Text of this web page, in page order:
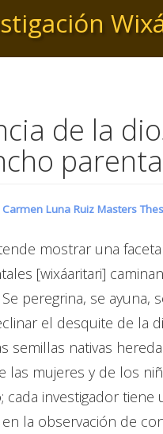
de la
Luna Ruiz Masters
mostrar una
[wixáaritari]
peregrina, se
el desquite de la
semillas nativas
las mujeres y de los
investigador tiene
la observación de